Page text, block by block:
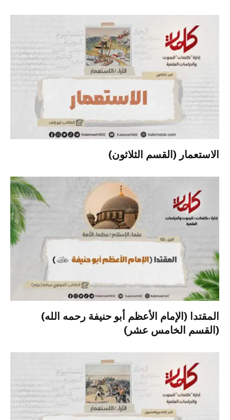
الاستعمار (القسم الثلاثون)
المقتدا (الإمام الأعظم أبو حنيفة رحمه الله)
(القسم الخامس عشر)